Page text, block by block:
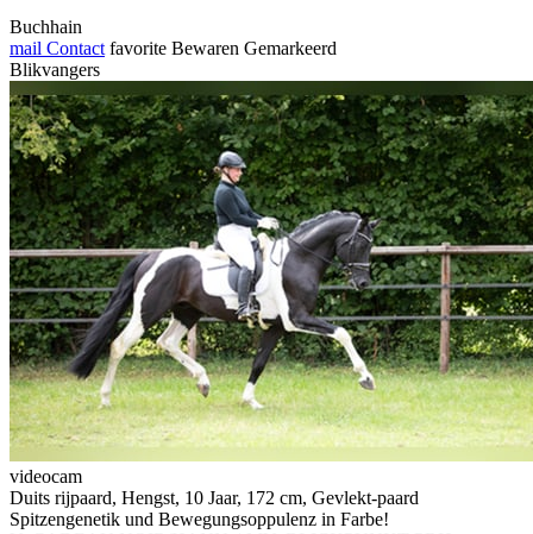
Buchhain
mail Contact favorite Bewaren Gemarkeerd
Blikvangers
videocam
Duits rijpaard, Hengst, 10 Jaar, 172 cm, Gevlekt-paard
Spitzengenetik und Bewegungsoppulenz in Farbe!